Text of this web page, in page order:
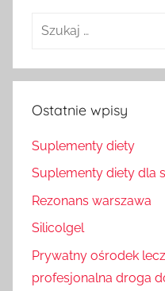
Szukaj
Ostatnie wpisy
Suplementy diety
Suplementy diety dla
Rezonans warszawa
Silicolgel
Prywatny ośrodek
profesjonalna droga